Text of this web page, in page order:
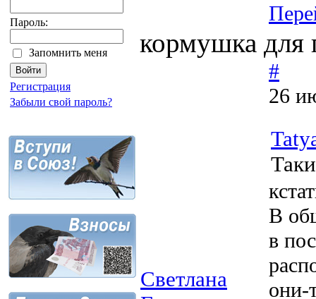
Пароль:
Запомнить меня
Регистрация
Забыли свой пароль?
кормушка для
Светлана
#
26
В
в
они-